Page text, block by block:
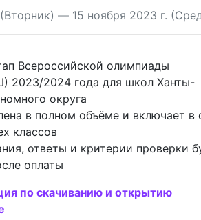
— 15 ноября 2023 г.
Всероссийской олимпиады
2023/2024 года для школ Ханты-
округа
в полном объёме и включает в
классов
ответы и критерии проверки
оплаты
по скачиванию и открытию